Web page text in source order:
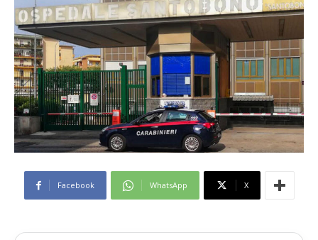
Facebook WhatsApp X